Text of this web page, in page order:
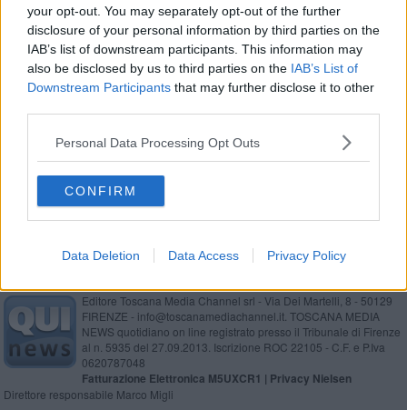
your opt-out. You may separately opt-out of the further
disclosure of your personal information by third parties on the
IAB’s list of downstream participants. This information may
also be disclosed by us to third parties on the IAB’s List of
Downstream Participants that may further disclose it to other
Personal Data Processing Opt Outs
CONFIRM
Data Deletion Data Access Privacy Policy
Se vuoi leggere le notizie principali della Toscana iscriviti alla
Basta cliccareQUI
Ti potrebbe interessare anche:
Editore Toscana Media Channel srl - Via Dei Martelli, 8 - 50129
FIRENZE - info@toscanamediachannel.it. TOSCANA MEDIA
NEWS quotidiano on line registrato presso il Tribunale di Firenze
al n. 5935 del 27.09.2013. Iscrizione ROC 22105 - C.F. e P.Iva
0620787048
Fatturazione Elettronica M5UXCR1 | Privacy Nielsen
Direttore responsabile Marco Migli